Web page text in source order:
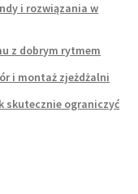
i rozwiązania w
z dobrym rytmem
i montaż zjeżdżalni
skutecznie ograniczyć